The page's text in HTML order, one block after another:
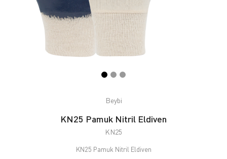
Beybi
KN25 Pamuk Nitril Eldiven
KN25
KN25 Pamuk Nitril Eldiven